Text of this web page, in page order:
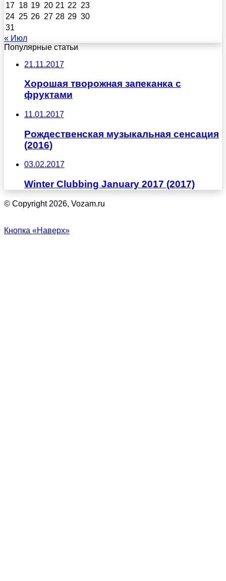
17 18 19 20 21 22 23
24 25 26 27 28 29 30
31
« Июл
Популярные статьи
21.11.2017
Хорошая творожная запеканка с
фруктами
11.01.2017
Рождественская музыкальная сенсация
(2016)
03.02.2017
Winter Clubbing January 2017 (2017)
© Copyright 2026, Vozam.ru
Кнопка «Наверх»